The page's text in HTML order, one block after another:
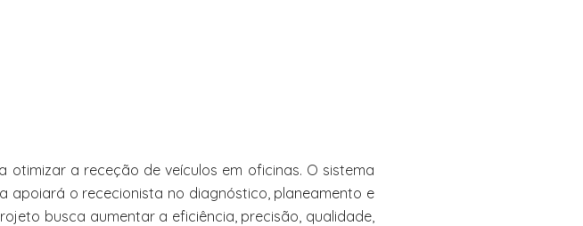
a receção de veículos em oficinas. O sistema
apoiará o rececionista no diagnóstico, planeamento e
busca aumentar a eficiência, precisão, qualidade,